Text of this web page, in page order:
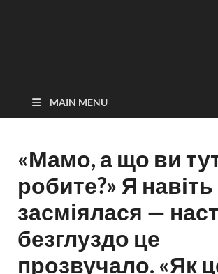
MAIN MENU
«Мамо, а що ви
робите?» Я навіть
засміялася —
безглуздо це
прозвучало. «Як